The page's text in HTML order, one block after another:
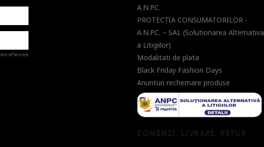
of Service
A.N.P.C.
PROTECŢIA CONSUMATORILOR -
A.N.P.C. – SAL (Solutionarea Alternativa
a Litigiilor)
Modalitati de plata
Black Friday Fashion Days
Anunturi rechemare produse
COMENZI, LIVRARE, RETUR